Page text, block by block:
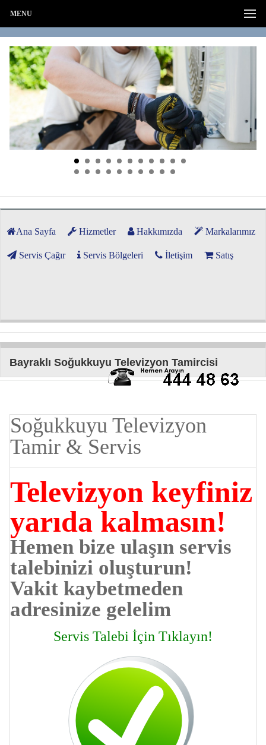
MENU
Ana Sayfa Hizmetler Hakkımızda Markalarımız
Servis Çağır Servis Bölgeleri İletişim Satış
Bayraklı Soğukkuyu Televizyon Tamircisi
Soğukkuyu Televizyon
Tamir & Servis
Televizyon keyfiniz
yarıda kalmasın!
Hemen bize ulaşın servis
talebinizi oluşturun!
Vakit kaybetmeden
adresinize gelelim
Servis Talebi İçin Tıklayın!